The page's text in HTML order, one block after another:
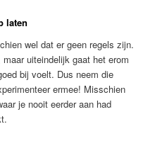
laten
wel dat er geen regels zijn.
uiteindelijk gaat het erom
bij voelt. Dus neem die
ermee! Misschien
je nooit eerder aan had